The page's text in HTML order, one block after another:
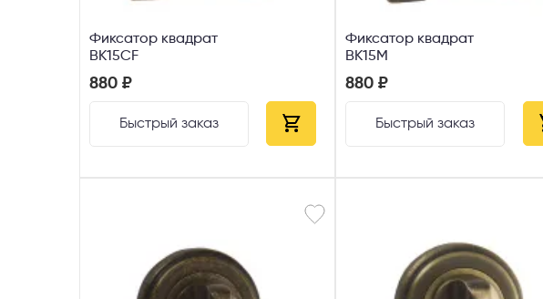
Фиксатор квадрат
ВК15CF
880 ₽
Быстрый заказ
Фиксатор квадрат
ВК15М
880 ₽
Быстрый заказ